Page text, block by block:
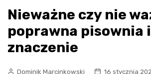
Nieważne czy nie
poprawna pisownia i
znaczenie
Dominik Marcinkowski
16 stycznia